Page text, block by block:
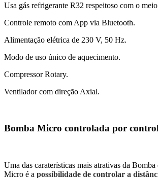
Usa gás refrigerante R32 respeitoso com o
Controle remoto com App via Bluetooth.
Alimentação elétrica de 230 V, 50 Hz.
Modo de uso único de aquecimento.
Compressor Rotary.
Ventilador com direção Axial.
Bomba Micro controlada por
Uma das caraterísticas mais atrativas da
Micro é a possibilidade de controlar a